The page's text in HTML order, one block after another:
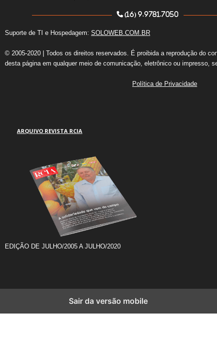
(16) 9.9781.7050
Suporte de TI e Hospedagem: SOLOWEB.COM.BR
© 2005-2020 | Todos os direitos reservados. É proibida a reprodução do
desta página em qualquer meio de comunicação, eletrônico ou impresso,
Política de Privacidade
ARQUIVO REVISTA RCIA
EDIÇÃO DE JULHO/2005 A JULHO/2020
Sair da versão mobile